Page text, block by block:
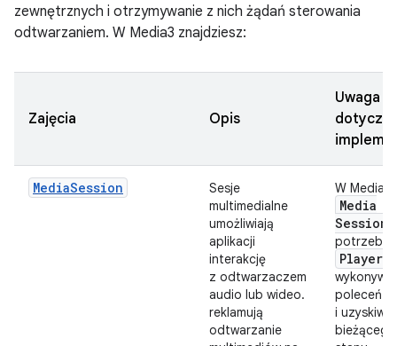
zewnętrznych i otrzymywanie z nich żądań sterowania
odtwarzaniem. W Media3 znajdziesz:
Zajęcia Opis
Uwaga
MediaSession
Sesje
multimedialne
umożliwiają
aplikacji
interakcję
z odtwarzaczem
audio lub wideo.
reklamują
odtwarzanie
W Media3
Media
Session
Player
poleceń
i
bieżącego